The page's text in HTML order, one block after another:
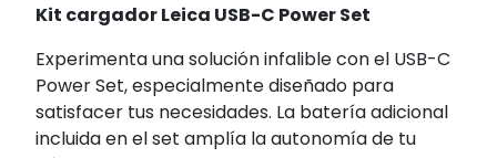
Kit cargador Leica USB-C Power Set
Experimenta una solución infalible con el USB-C
Power Set, especialmente diseñado para
satisfacer tus necesidades. La batería adicional
incluida en el set amplía la autonomía de tu